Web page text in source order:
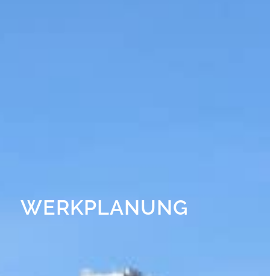
WERKPLANUNG